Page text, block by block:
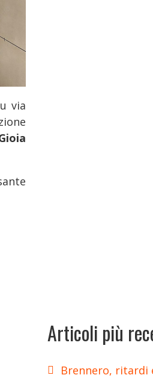
via
Articoli più
Brennero, ritardi